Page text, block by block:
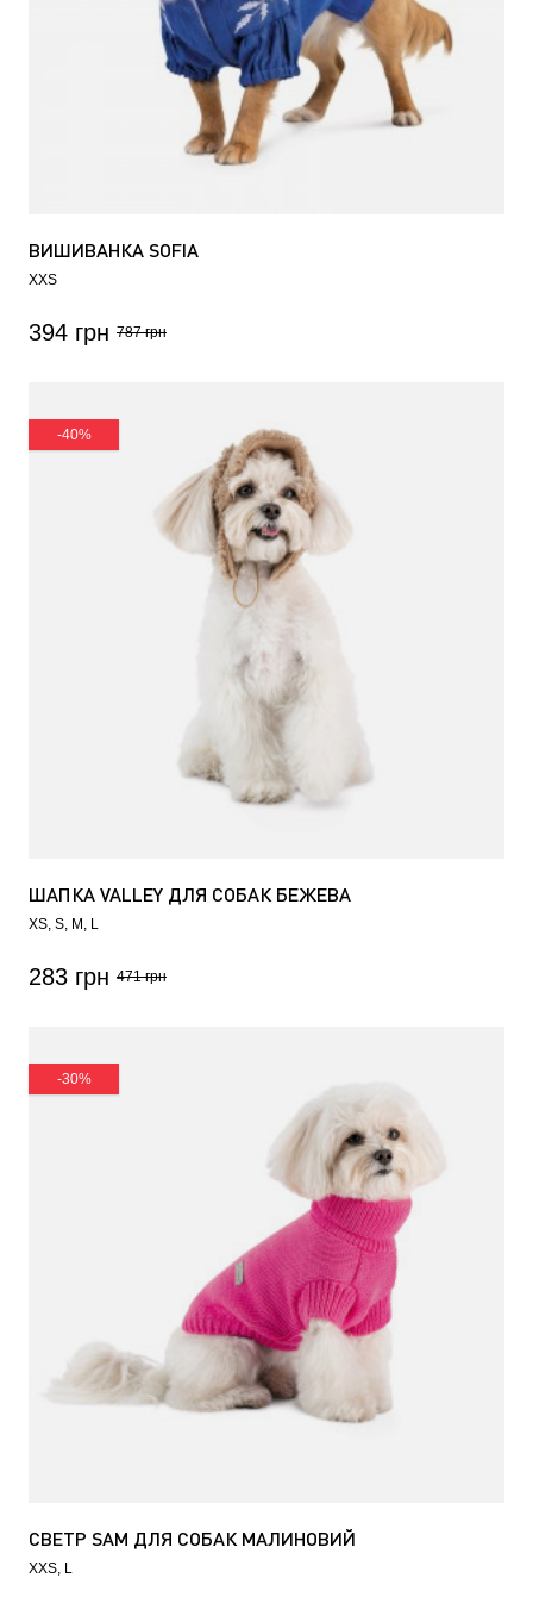
ВИШИВАНКА SOFIA
XXS
394 грн 787 грн
-40%
ШАПКА VALLEY ДЛЯ СОБАК БЕЖЕВА
XS S M L
283 грн 471 грн
-30%
СВЕТР SAM ДЛЯ СОБАК МАЛИНОВИЙ
XXS L